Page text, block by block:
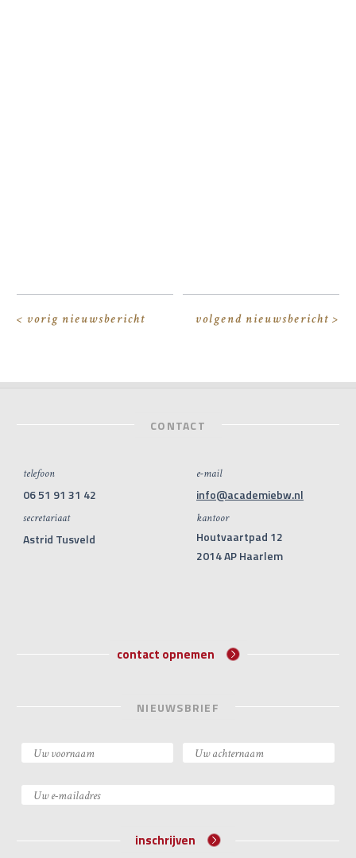
< vorig nieuwsbericht volgend nieuwsbericht >
CONTACT
telefoon
06 51 91 31 42
secretariaat
Astrid Tusveld
e-mail
info@academiebw.nl
kantoor
Houtvaartpad 12
2014 AP Haarlem
contact opnemen
NIEUWSBRIEF
inschrijven